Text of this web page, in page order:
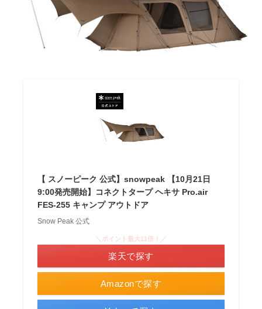
【 スノーピーク 公式】snowpeak 【10月21日
9:00発売開始】コネクトタープ ヘキサ Pro.air
FES-255 キャンプ アウトドア
Snow Peak 公式
Amazonで探す
＼ポイント最大11倍！／
楽天で探す